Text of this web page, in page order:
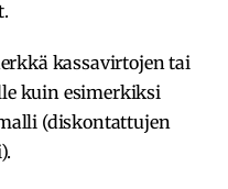
kassavirtojen tai
kuin esimerkiksi
(diskontattujen